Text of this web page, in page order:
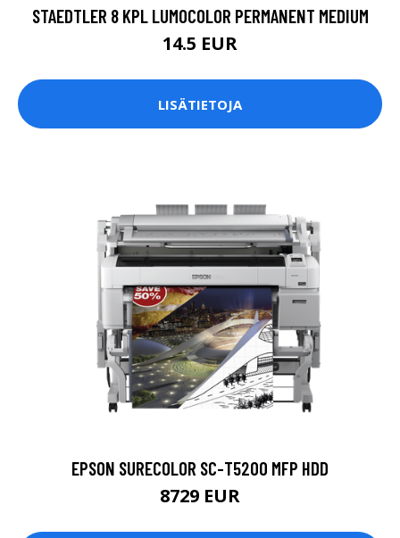
STAEDTLER 8 KPL LUMOCOLOR PERMANENT MEDIUM
14.5 EUR
LISÄTIETOJA
EPSON SURECOLOR SC-T5200 MFP HDD
8729 EUR